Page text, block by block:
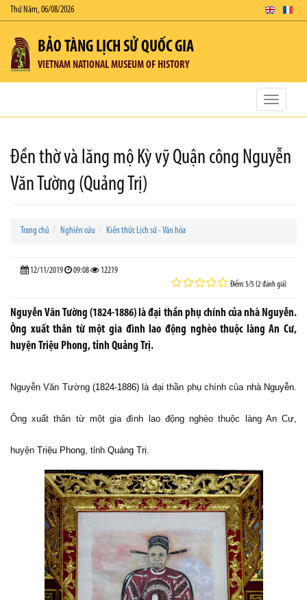
Thứ Năm, 06/08/2026
BẢO TÀNG LỊCH SỬ QUỐC GIA
VIETNAM NATIONAL MUSEUM OF HISTORY
Toggle
Đền thờ và lăng mộ Kỳ vỹ Quận công Nguyễn
Văn Tường (Quảng Trị)
Trang chủ Nghiên cứu Kiến thức Lịch sử - Văn hóa
12/11/2019 09:08 12219
Điểm: 5/5 (2 đánh giá)
Nguyễn Văn Tường (1824-1886) là đại thần phụ chính của nhà Nguyễn.
Ông xuất thân từ một gia đình lao động nghèo thuộc làng An Cư,
huyện Triệu Phong, tỉnh Quảng Trị.
Nguyễn Văn Tường(1824-1886) là đại thần phụ chính của nhà Nguyễn.
Ông xuất thân từ một gia đình lao động nghèo thuộc làng An Cư,
huyện Triệu Phong, tỉnh Quảng Trị.